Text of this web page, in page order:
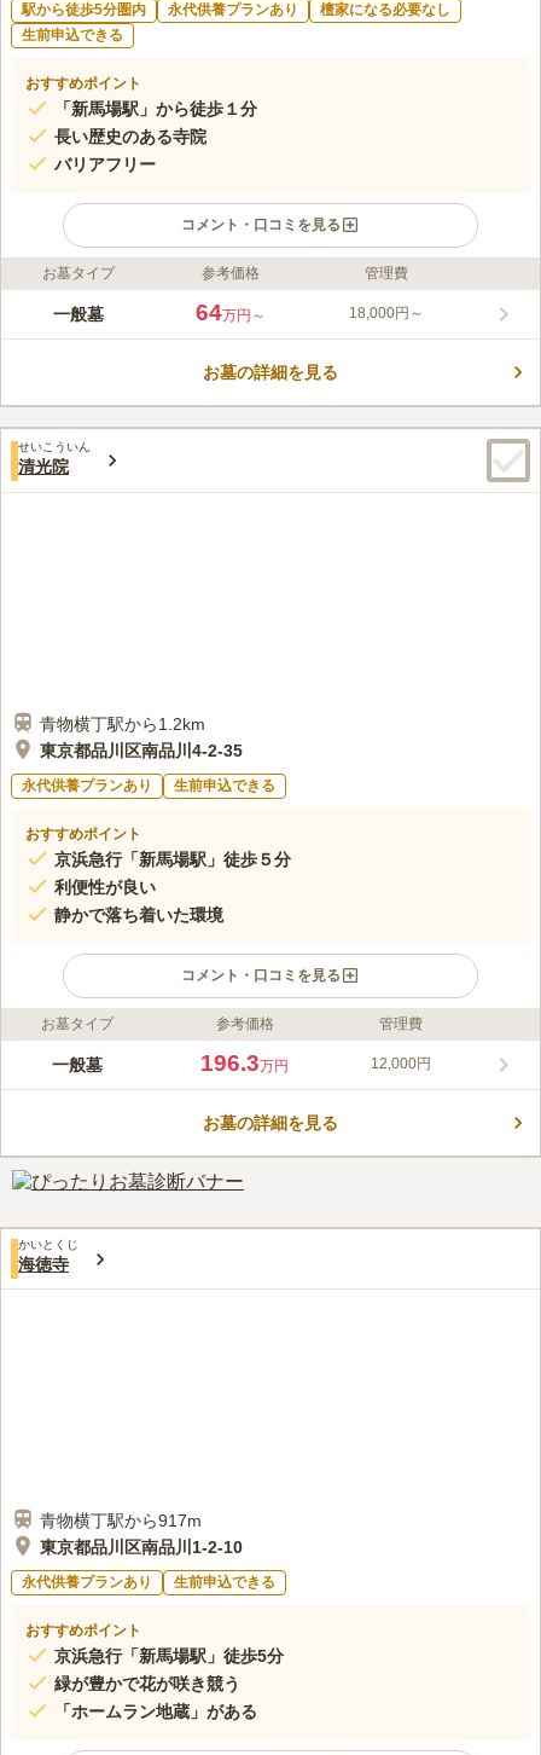
駅から徒歩5分圏内 永代供養プランあり
檀家になる必要なし
生前申込できる
おすすめポイント
「新馬場駅」から徒歩１分
長い歴史のある寺院
バリアフリー
コメント・口コミを見る
ライフドット編集部のコメント
京浜急行線「新馬場駅」から徒歩1分とすぐの場所にある浄苑な
馬場駅前浄苑は全区画が平坦でバリアフリー対応なので、車椅子
口コミ評価
この霊園はまだ誰からも評価されていません。
お墓タイプ 参考価格 管理費
一般墓 64万円～ 18,000円～
お墓の詳細を見る
せいこういん
清光院
青物横丁駅から1.2km
東京都品川区南品川4-2-35
永代供養プランあり 生前申込できる
おすすめポイント
京浜急行「新馬場駅」徒歩５分
利便性が良い
静かで落ち着いた環境
コメント・口コミを見る
ライフドット編集部のコメント
駅前には花屋やコンビニがあり、お参りに必要なものが購入で
墓はきれいに手入れされており、落ち着いた雰囲気です。 周辺
て散策にいくことも可能です。
口コミ評価
お墓タイプ 参考価格 管理費
一般墓 196.3万円 12,000円
お墓の詳細を見る
かいとくじ
海徳寺
青物横丁駅から917m
東京都品川区南品川1-2-10
永代供養プランあり 生前申込できる
おすすめポイント
京浜急行「新馬場駅」徒歩5分
緑が豊かで花が咲き競う
「ホームラン地蔵」がある